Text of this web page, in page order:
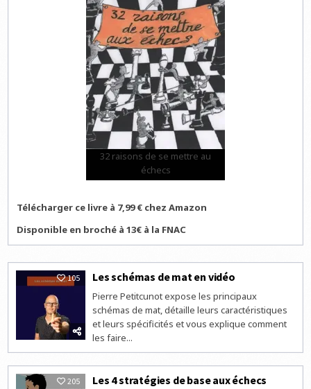
32 raisons de se mettre au
échecs
Télécharger ce livre à 7,99 € chez Amazon
Disponible en broché à 13€ à la FNAC
105 Les schémas de mat en vidéo
Pierre Petitcunot expose les principaux
schémas de mat, détaille leurs caractéristiques
et leurs spécificités et vous explique comment
les faire...
205 Les 4 stratégies de base aux échecs